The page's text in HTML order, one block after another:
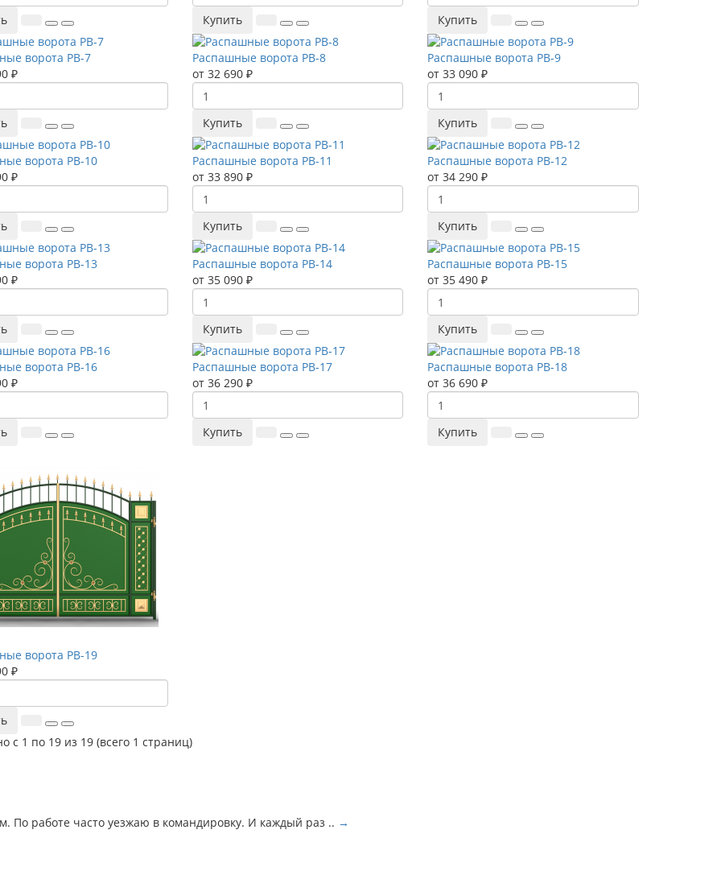
Купить Купить
ворота РВ-7
₽
Распашные ворота РВ-8
от 32 690 ₽
Купить
Распашные ворота РВ-9
от 33 090 ₽
Купить
ворота РВ-10
₽
Распашные ворота РВ-11
от 33 890 ₽
Купить
Распашные ворота РВ-12
от 34 290 ₽
Купить
ворота РВ-13
₽
Распашные ворота РВ-14
от 35 090 ₽
Купить
Распашные ворота РВ-15
от 35 490 ₽
Купить
ворота РВ-16
₽
Распашные ворота РВ-17
от 36 290 ₽
Купить
Распашные ворота РВ-18
от 36 690 ₽
Купить
ворота РВ-19
₽
с 1 по 19 из 19 (всего 1 страниц)
По работе часто уезжаю в командировку. И каждый раз .. →